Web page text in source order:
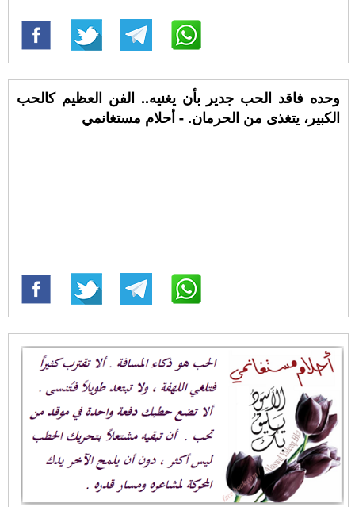
وحده فاقد الحب جدير بأن يغنيه.. الفن العظيم كالحب
الكبير، يتغذى من الحرمان. - أحلام مستغانمي